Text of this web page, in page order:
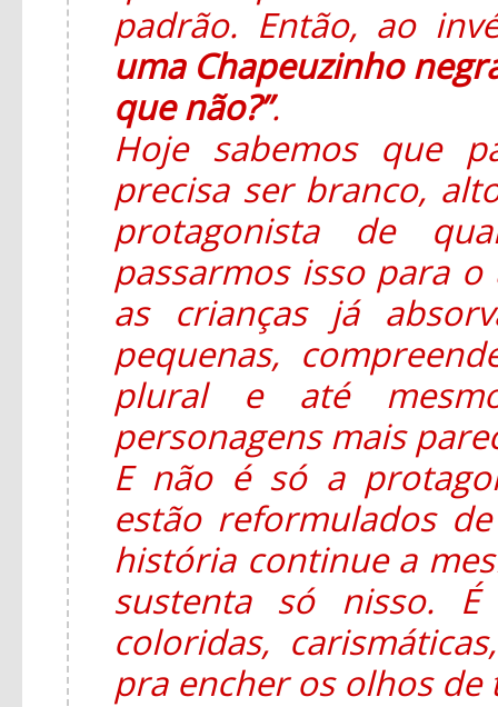
padrão. Então, ao
uma Chapeuzinho
que não?”.
Hoje sabemos que
precisa ser branco,
protagonista de
passarmos isso para
as crianças já
pequenas,
plural e até
personagens mais
E não é só a
estão reformulados
história continue a
sustenta só nisso. É
coloridas,
pra encher os olhos